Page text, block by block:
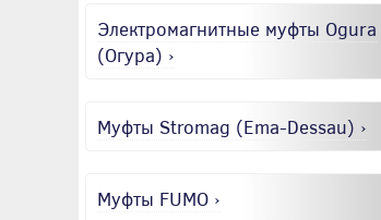
Электромагнитные муфты Ogura
(Огура) ›
Муфты Stromag (Ema-Dessau) ›
Муфты FUMO ›